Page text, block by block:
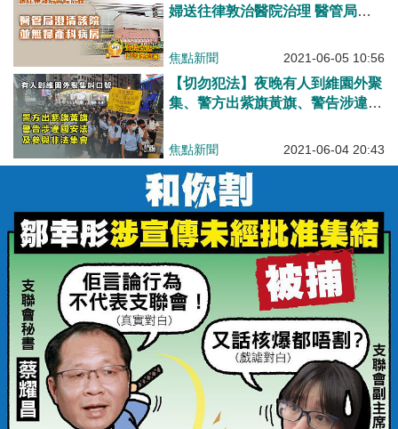
婦送往律敦治醫院治理 醫管局澄
責造謠者煽動仇恨
焦點新聞 2021-06-05 10:56
【切勿犯法】夜晚有人到維園外聚
集、警方出紫旗黃旗、警告涉違國
指示離開
焦點新聞 2021-06-04 20:43